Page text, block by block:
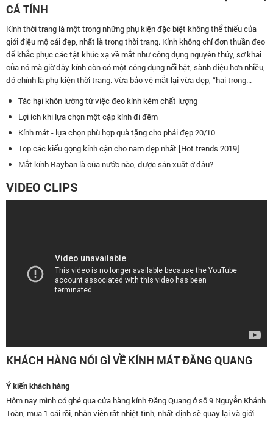
CÁ TÍNH
Kính thời trang là một trong những phụ kiện đặc biệt không thể thiếu của
giới điệu mộ cái đẹp, nhất là trong thời trang. Kính không chỉ đơn thuần đeo
để khắc phục các tật khúc xạ về mắt như công dụng nguyên thủy, sơ khai
của nó mà giờ đây kính còn có một công dụng nổi bật, sành điệu hơn nhiều,
đó chính là phụ kiện thời trang. Vừa bảo vệ mắt lại vừa đẹp, “hai trong...
Tác hại khôn lường từ việc đeo kính kém chất lượng
Lợi ích khi lựa chọn một cặp kính đi đêm
Kính mát - lựa chọn phù hợp quà tặng cho phái đẹp 20/10
Top các kiểu gọng kính cận cho nam đẹp nhất [Hot trends 2019]
Mắt kính Rayban là của nước nào, được sản xuất ở đâu?
VIDEO CLIPS
KHÁCH HÀNG NÓI GÌ VỀ KÍNH MÁT ĐĂNG QUANG
Ý kiến khách hàng
Hôm nay mình có ghé qua cửa hàng kính Đăng Quang ở số 9 Nguyễn Khánh
Toàn, mua 1 cái rồi, nhân viên rất nhiệt tình, nhất định sẽ quay lại và giới